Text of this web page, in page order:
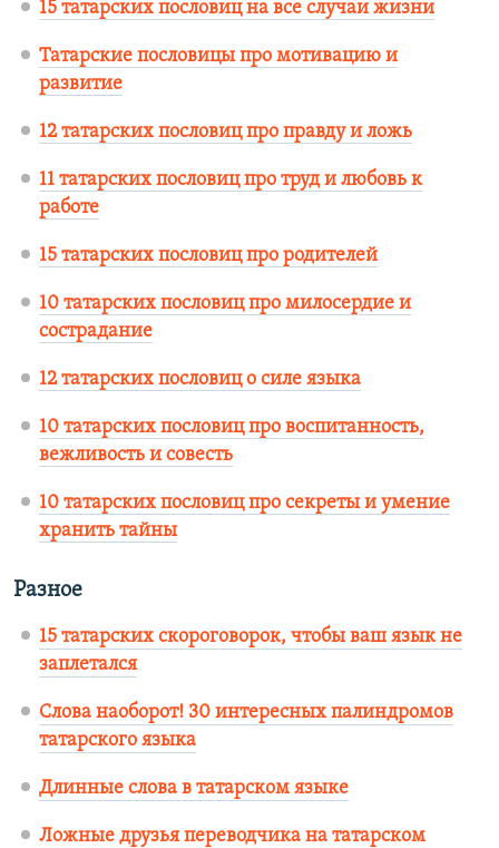
15 татарских пословиц на все случаи жизни
Татарские пословицы про мотивацию и
развитие
12 татарских пословиц про правду и ложь
11 татарских пословиц про труд и любовь к
работе
15 татарских пословиц про родителей
10 татарских пословиц про милосердие и
сострадание
12 татарских пословиц о силе языка
10 татарских пословиц про воспитанность,
вежливость и совесть
10 татарских пословиц про секреты и умение
хранить тайны
Разное
15 татарских скороговорок, чтобы ваш язык не
заплетался
Слова наоборот! 30 интересных палиндромов
татарского языка
Длинные слова в татарском языке
Ложные друзья переводчика на татарском